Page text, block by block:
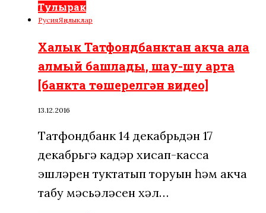
Тулырак
РусияЯңалыклар
Халык Татфондбанктан акча ала
алмый башлады, шау-шу арта
[банкта төшерелгән видео]
13.12.2016
Татфондбанк 14 декабрьдән 17
декабрьгә кадәр хисап-касса
эшләрен туктатып торуын һәм акча
табу мәсьәләсен хәл…